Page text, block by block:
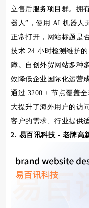
立售后服务项目群。拥
器人”，使用 AI 机器人
正常打开，网站标题是
技术 24 小时检测维护
障。自创外贸网站多种
效降低企业国际化运营
通过 3200 + 节点覆盖
大提升了海外用户的访
客户的需求、行业提供
2. 易百讯科技 - 老牌高